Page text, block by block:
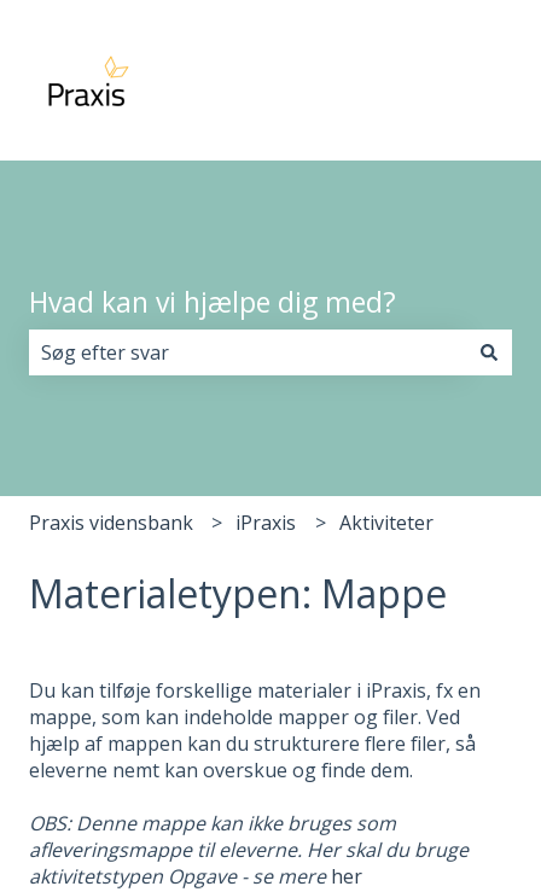
Hvad kan vi hjælpe dig med?
Praxis vidensbank iPraxis Aktiviteter
Materialetypen: Mappe
Du kan tilføje forskellige materialer i iPraxis, fx en
mappe, som kan indeholde mapper og filer. Ved
hjælp af mappen kan du strukturere flere filer, så
eleverne nemt kan overskue og finde dem.
OBS: Denne mappe kan ikke bruges som
afleveringsmappe til eleverne. Her skal du bruge
aktivitetstypen Opgave - se mereher